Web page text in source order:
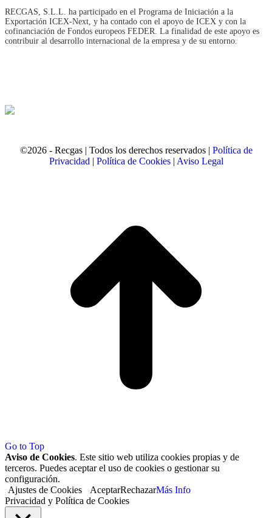
RECGAS, S.L.L. ha participado en el Programa de Iniciación a la
Exportación ICEX‐Next, y ha contado con el apoyo de ICEX y con la
cofinanciación de Fondos europeos FEDER. La finalidad de este apoyo es
contribuir al desarrollo internacional de la empresa y de su entorno.
©2026 - Recgas | Todos los derechos reservados | Política de
Privacidad | Política de Cookies| Aviso Legal
Go to Top
Aviso de Cookies. Este sitio web utiliza cookies propias y de
terceros. Puedes aceptar el uso de cookies o gestionar su
configuración.
Ajustes de Cookies
AceptarRechazarMás Info
Privacidad y Política de Cookies